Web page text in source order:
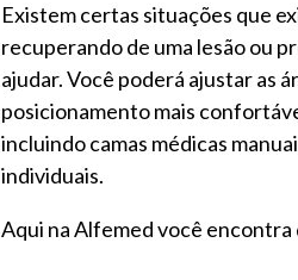
Existem certas situações que
recuperando de uma lesão ou
ajudar. Você poderá ajustar as
posicionamento mais
incluindo camas médicas
individuais.
Aqui na Alfemed você encontra